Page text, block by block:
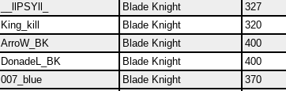
__llPSYll_ Blade Knight 327
King_kill Blade Knight 320
ArroW_BK Blade Knight 400
DonadeL_BK Blade Knight 400
007_blue Blade Knight 370